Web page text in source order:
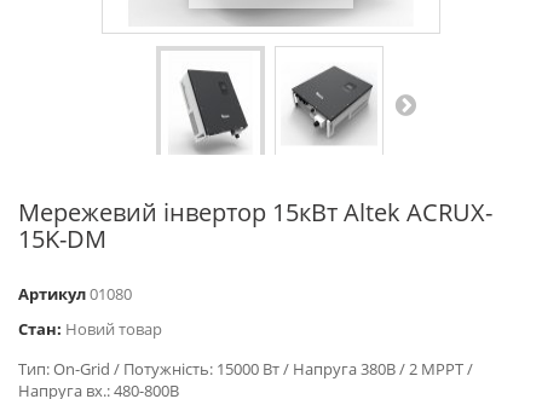
Мережевий інвертор 15кВт Altek ACRUX-
15K-DM
Артикул01080
Стан: Новий товар
Тип: On-Grid / Потужність: 15000 Вт / Напруга 380В / 2 MPPT /
Напруга вх.: 480-800В